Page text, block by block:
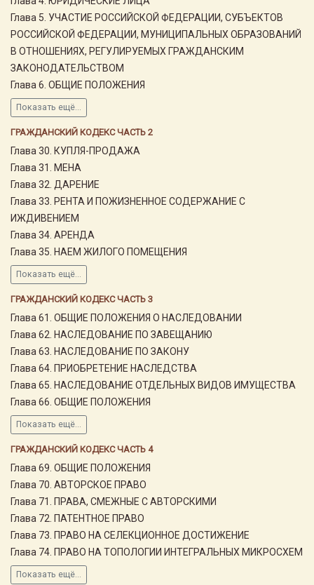
Глава 5. УЧАСТИЕ РОССИЙСКОЙ ФЕДЕРАЦИИ, СУБЪЕКТОВ
РОССИЙСКОЙ ФЕДЕРАЦИИ, МУНИЦИПАЛЬНЫХ ОБРАЗОВАНИЙ
В ОТНОШЕНИЯХ, РЕГУЛИРУЕМЫХ ГРАЖДАНСКИМ
ЗАКОНОДАТЕЛЬСТВОМ
Глава 6. ОБЩИЕ ПОЛОЖЕНИЯ
Показать ещё...
ГРАЖДАНСКИЙ КОДЕКС ЧАСТЬ 2
Глава 30. КУПЛЯ-ПРОДАЖА
Глава 31. МЕНА
Глава 32. ДАРЕНИЕ
Глава 33. РЕНТА И ПОЖИЗНЕННОЕ СОДЕРЖАНИЕ С
ИЖДИВЕНИЕМ
Глава 34. АРЕНДА
Глава 35. НАЕМ ЖИЛОГО ПОМЕЩЕНИЯ
Показать ещё...
ГРАЖДАНСКИЙ КОДЕКС ЧАСТЬ 3
Глава 61. ОБЩИЕ ПОЛОЖЕНИЯ О НАСЛЕДОВАНИИ
Глава 62. НАСЛЕДОВАНИЕ ПО ЗАВЕЩАНИЮ
Глава 63. НАСЛЕДОВАНИЕ ПО ЗАКОНУ
Глава 64. ПРИОБРЕТЕНИЕ НАСЛЕДСТВА
Глава 65. НАСЛЕДОВАНИЕ ОТДЕЛЬНЫХ ВИДОВ ИМУЩЕСТВА
Глава 66. ОБЩИЕ ПОЛОЖЕНИЯ
Показать ещё...
ГРАЖДАНСКИЙ КОДЕКС ЧАСТЬ 4
Глава 69. ОБЩИЕ ПОЛОЖЕНИЯ
Глава 70. АВТОРСКОЕ ПРАВО
Глава 71. ПРАВА, СМЕЖНЫЕ С АВТОРСКИМИ
Глава 72. ПАТЕНТНОЕ ПРАВО
Глава 73. ПРАВО НА СЕЛЕКЦИОННОЕ ДОСТИЖЕНИЕ
Глава 74. ПРАВО НА ТОПОЛОГИИ ИНТЕГРАЛЬНЫХ МИКРОСХЕМ
Показать ещё...